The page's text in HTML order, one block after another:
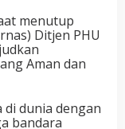
menutup
Ditjen PHU
Aman dan
di dunia dengan
bandara